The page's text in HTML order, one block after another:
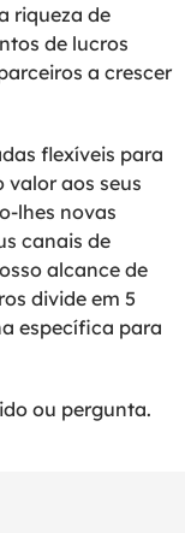
riqueza de
de lucros
a crescer
flexíveis para
valor aos seus
lhes novas
canais de
alcance de
divide em 5
específica para
ou pergunta.